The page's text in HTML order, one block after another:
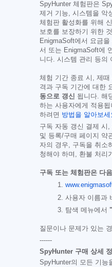
SpyHunter 체험판은
제거 기능, 시스템을 악
체험판 활성화를 위해
보호를 보장하기 위한
EnigmaSoft에서 요금
서 또는 EnigmaSoft에
니다. 시스템 관리 등의
체험 기간 종료 시, 제
격과 구독 기간에 대한
동으로 갱신 됩니다. 해
하는 사용자에게 적용
하려면 방법을 알아보세
구독 자동 갱신 결제 시
및 등록/구매 페이지 약
자의 경우, 구독을 취소
청해야 하며, 환불 처리
구독 또는 체험판은 다
사용자 이름과
탐색 메뉴에서
질문이나 문제가 있는
------
SpyHunter 구매 상세
SpyHunter의 모든 기능